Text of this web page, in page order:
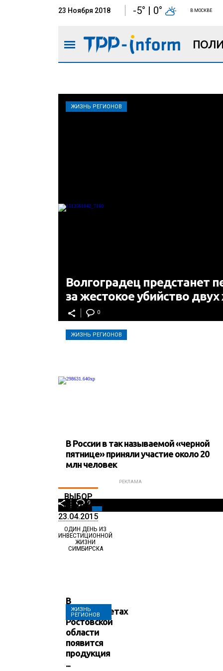
23 Ноября 2018 -5° | 0° В МОСКВЕ
ЖИЗНЬ РЕГИОНОВ
Волгоградец предстанет
за жестокое убийство
0
ЖИЗНЬ РЕГИОНОВ
В России в так называемой «черной
пятнице» приняли участие около 20
млн человек
0
РЕКЛАМА
ВЫБОР
РЕДАКЦИИ
23.04.2015
ОДИН ДЕНЬ ИЗ
ИНВЕСТИЦИОННОЙ
ЖИЗНИ
СИМБИРСКА
ЖИЗНЬ
РЕГИОНОВ
В
супермаркетах
Ростовской
области
появится
продукция
...